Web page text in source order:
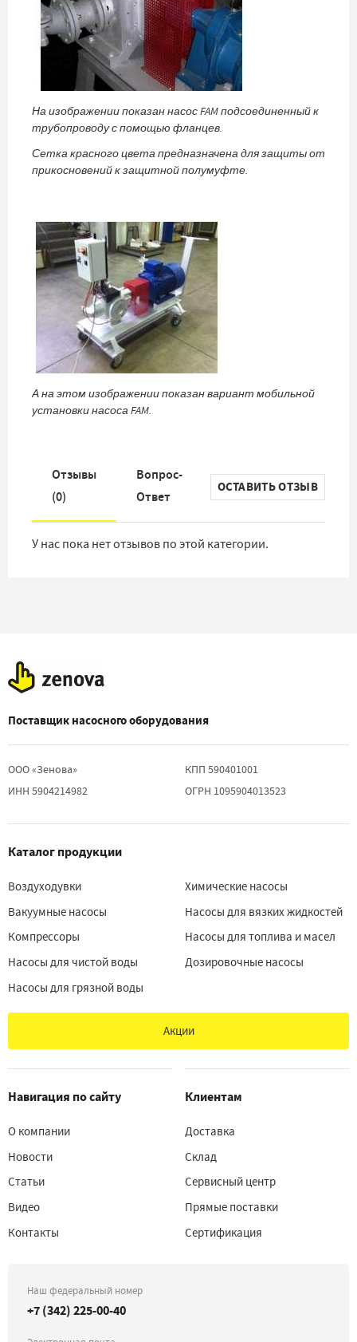
На изображении показан насос FAM подсоединенный к
трубопроводу с помощью фланцев.
Сетка красного цвета предназначена для защиты от
прикосновений к защитной полумуфте.
А на этом изображении показан вариант мобильной
установки насоса FAM.
Отзывы
(0)
Вопрос-
Ответ
ОСТАВИТЬ ОТЗЫВ
У нас пока нет отзывов по этой категории.
Поставщик насосного оборудования
ООО «Зенова»
ИНН 5904214982
КПП 590401001
ОГРН 1095904013523
Каталог продукции
Воздуходувки
Вакуумные насосы
Компрессоры
Насосы для чистой воды
Насосы для грязной воды
Химические насосы
Насосы для вязких жидкостей
Насосы для топлива и масел
Дозировочные насосы
Акции
Навигация по сайту
О компании
Новости
Статьи
Видео
Контакты
Клиентам
Доставка
Склад
Сервисный центр
Прямые поставки
Сертификация
Наш федеральный номер
+7 (342) 225-00-40